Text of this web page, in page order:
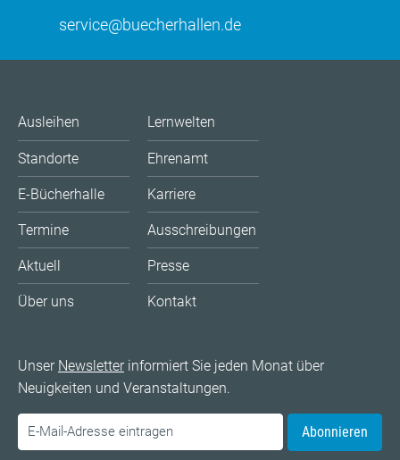
service@buecherhallen.de
Ausleihen
Standorte
E-Bücherhalle
Termine
Aktuell
Über uns
Lernwelten
Ehrenamt
Karriere
Ausschreibungen
Presse
Kontakt
Unser Newsletterinformiert Sie jeden Monat über
Neuigkeiten und Veranstaltungen.
Abonnieren